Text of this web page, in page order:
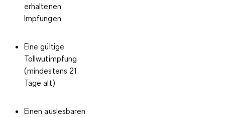
erhaltenen
Impfungen
Eine gültige
Tollwutimpfung
(mindestens 21
Tage alt)
Einen auslesbaren